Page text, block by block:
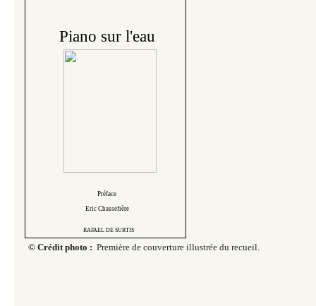
Piano sur l'eau
Préface
Eric Chassefière
RAFAEL DE SURTIS
© Crédit photo : Première de couverture illustrée du recueil.